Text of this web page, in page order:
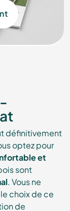
définitivement
optez pour
et
sont
. Vous ne
choix de ce
de